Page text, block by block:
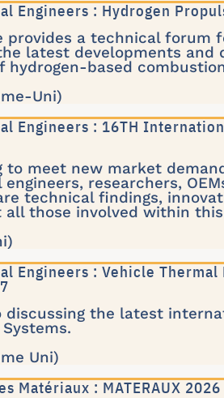
Engineers : Hydrogen
provides a technical forum
latest developments and
hydrogen-based
Uni)
Engineers : 16TH
to meet new market
researchers,
technical findings,
those involved within
Engineers : Vehicle Thermal
discussing the latest
Uni)
Matériaux : MATERAUX 2026